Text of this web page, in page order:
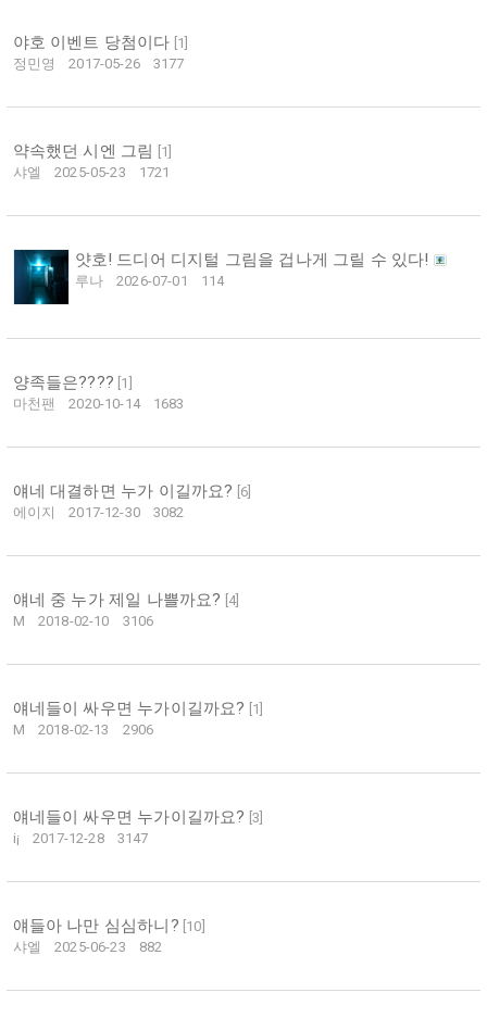
야호 이벤트 당첨이다 1
정민영
2017-05-26 3177
약속했던 시엔 그림 1
샤엘
2025-05-23 1721
얏호! 드디어 디지털 그림을 겁나게 그릴 수 있다!
루나 2026-07-01 114
양족들은???? 1
마천팬
2020-10-14 1683
얘네 대결하면 누가 이길까요? 6
에이지
2017-12-30 3082
얘네 중 누가 제일 나쁠까요? 4]
M
2018-02-10 3106
얘네들이 싸우면 누가이길까요? 1
M
2018-02-13 2906
얘네들이 싸우면 누가이길까요? 3
i¡
2017-12-28 3147
얘들아 나만 심심하니? 10
샤엘
2025-06-23 882